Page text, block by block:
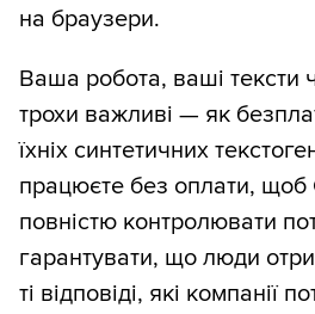
на браузери.
Ваша робота, ваші тексти
трохи важливі — як
їхніх синтетичних
працюєте без оплати, щоб
повністю контролювати
гарантувати, що люди
ті відповіді, які компанії